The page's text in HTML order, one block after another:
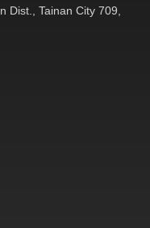
Dist., Tainan City 709,